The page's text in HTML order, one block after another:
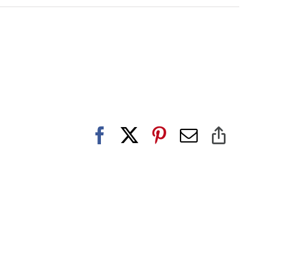
Facebook Pinterest
E-